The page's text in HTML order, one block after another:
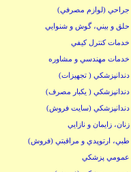
جراحي (لوازم مصرفي)
حلق و بيني، گوش و شنوايي
خدمات كنترل كيفي
خدمات مهندسي و مشاوره
دندانپزشكي ( تجهيزات)
دندانپزشكي ( يكبار مصرف)
دندانپزشكي (سايت فروش)
زنان، زايمان و نازايي
طبي، ارتوپدي و مراقبتي (فروش)
عمومي پزشكي